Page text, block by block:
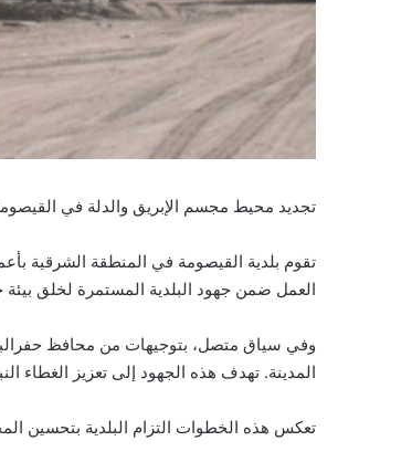
تجديد محيط مجسم الإبريق والدلة في
تقوم بلدية القيصومة في المنطقة الشرقية
العمل ضمن جهود البلدية المستمرة لخلق بيئة
وفي سياق متصل، بتوجيهات من محافظ
المدينة. تهدف هذه الجهود إلى تعزيز الغطاء
تعكس هذه الخطوات التزام البلدية بتحسين